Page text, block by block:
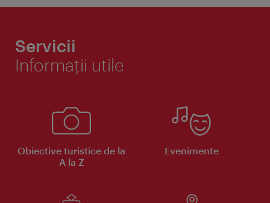
Servicii
Informaţii utile
Obiective turistice de la
A la Z
Evenimente